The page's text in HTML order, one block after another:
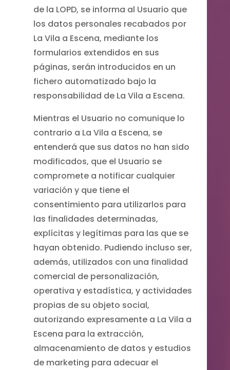
de la LOPD, se informa al Usuario que
los datos personales recabados por
La Vila a Escena, mediante los
formularios extendidos en sus
páginas, serán introducidos en un
fichero automatizado bajo la
responsabilidad de La Vila a Escena.
Mientras el Usuario no comunique lo
contrario a La Vila a Escena, se
entenderá que sus datos no han sido
modificados, que el Usuario se
compromete a notificar cualquier
variación y que tiene el
consentimiento para utilizarlos para
las finalidades determinadas,
explícitas y legítimas para las que se
hayan obtenido. Pudiendo incluso ser,
además, utilizados con una finalidad
comercial de personalización,
operativa y estadística, y actividades
propias de su objeto social,
autorizando expresamente a La Vila a
Escena para la extracción,
almacenamiento de datos y estudios
de marketing para adecuar el